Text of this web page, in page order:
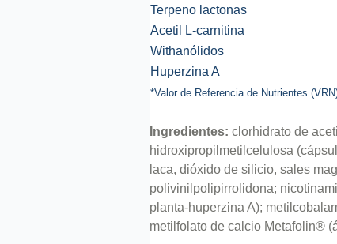
Terpeno lactonas
Acetil L-carnitina
Withanólidos
Huperzina A
*Valor de Referencia de Nutrientes
Ingredientes: clorhidrato de
hidroxipropilmetilcelulosa
laca, dióxido de silicio, sales
polivinilpolipirrolidona;
planta-huperzina A);
metilfolato de calcio Metafolin®